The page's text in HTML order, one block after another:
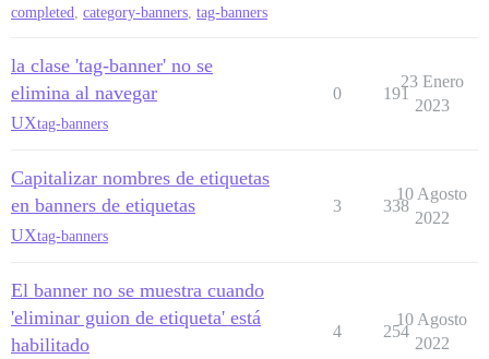
completed, category-banners, tag-banners
la clase 'tag-banner' no se
elimina al navegar
UXtag-banners
0 191
23 Enero
2023
Capitalizar nombres de etiquetas
en banners de etiquetas
UXtag-banners
3 338
10 Agosto
2022
El banner no se muestra cuando
'eliminar guion de etiqueta' está
habilitado
4 254
10 Agosto
2022